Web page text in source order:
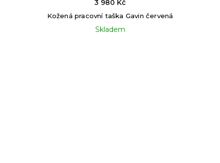
Kožená pracovní taška Gavin červená
Skladem
3 980 Kč